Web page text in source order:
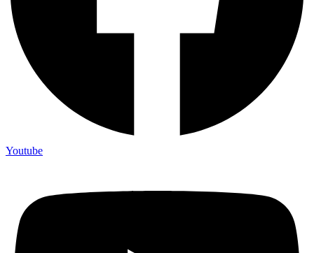
Youtube